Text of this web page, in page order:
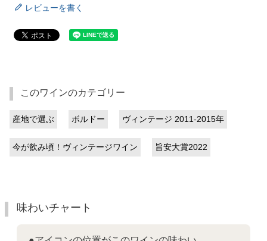
レビューを書く
このワインのカテゴリー
産地で選ぶ ボルドー ヴィンテージ 2011-2015年
今が飲み頃！ヴィンテージワイン 旨安大賞2022
味わいチャート